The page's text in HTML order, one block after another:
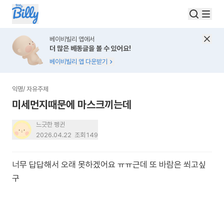
베이비빌리 앱에서
더 많은 베동글을 볼 수 있어요!
베이비빌리 앱 다운받기
익명/ 자유주제
미세먼지때문에 마스크끼는데
느긋한 펭귄
2026.04.22 조회 149
너무 답답해서 오래 못하겠어요 ㅠㅠ근데 또 바람은 쐬고싶
구